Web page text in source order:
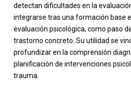
detectan dificultades en la
integrarse tras una formación base
evaluación psicológica, como paso
trastorno concreto. Su utilidad se
profundizar en la comprensión
planificación de intervenciones
trauma.